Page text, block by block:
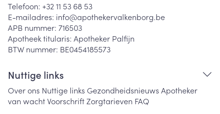
Telefoon: +32 11 53 68 53
E-mailadres: info@apothekervalkenborg.be
APB nummer: 716503
Apotheek titularis: Apotheker Palfijn
BTW nummer: BE0454185573
Nuttige links
Over ons Nuttige links Gezondheidsnieuws Apotheker
van wachtVoorschriftZorgtarieven FAQ